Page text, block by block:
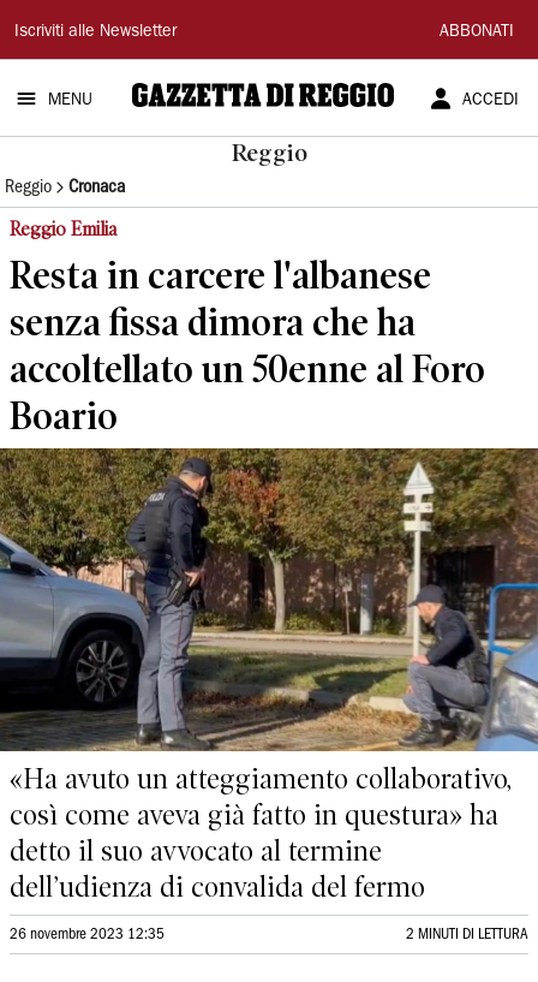
Gazzetta
di
Reggio
Iscriviti alle Newsletter ABBONATI
MENU ACCEDI
Reggio
Reggio Cronaca
Reggio Emilia
Resta in carcere l'albanese
senza fissa dimora che ha
accoltellato un 50enne al Foro
Boario
«Ha avuto un atteggiamento collaborativo,
così come aveva già fatto in questura» ha
detto il suo avvocato al termine
dell’udienza di convalida del fermo
26 novembre 2023 12:35 2 MINUTI DI LETTURA